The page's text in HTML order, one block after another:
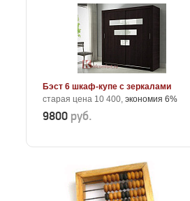
Бэст 6 шкаф-купе с зеркалами
старая цена 10 400, экономия 6%
9800 руб.